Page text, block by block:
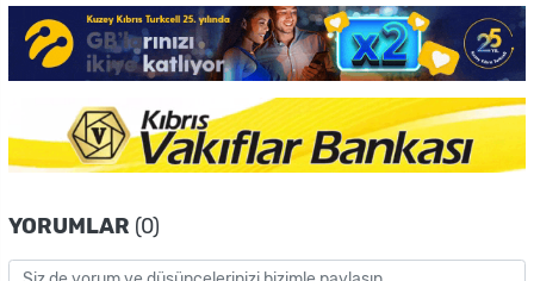
YORUMLAR (0)